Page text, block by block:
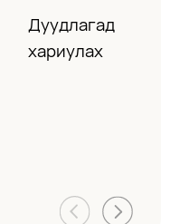
Дуудлагад
хариулах